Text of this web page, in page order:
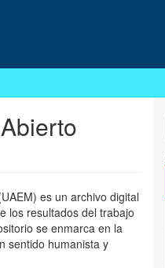
es un archivo digital
los resultados del trabajo
se enmarca en la
sentido humanista y